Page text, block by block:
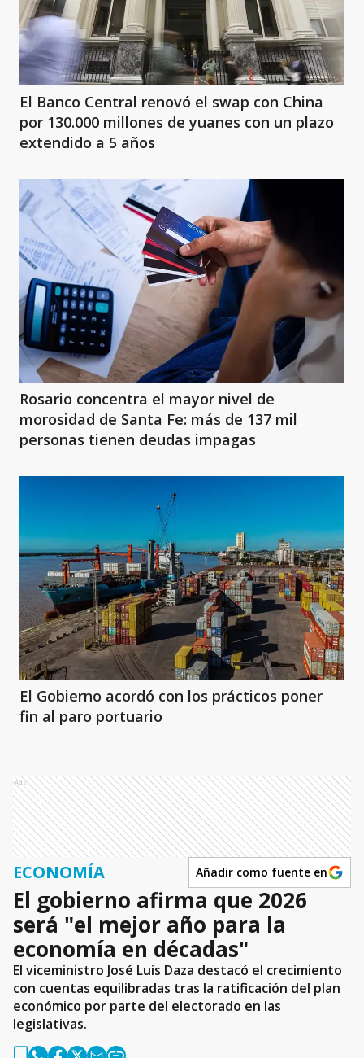
El Banco Central renovó el swap con China
por 130.000 millones de yuanes con un plazo
extendido a 5 años
Rosario concentra el mayor nivel de
morosidad de Santa Fe: más de 137 mil
personas tienen deudas impagas
El Gobierno acordó con los prácticos poner
fin al paro portuario
Ads
ECONOMÍA Añadir como fuente en
El gobierno afirma que 2026
será "el mejor año para la
economía en décadas"
El viceministro José Luis Daza destacó el crecimiento
con cuentas equilibradas tras la ratificación del plan
económico por parte del electorado en las
legislativas.